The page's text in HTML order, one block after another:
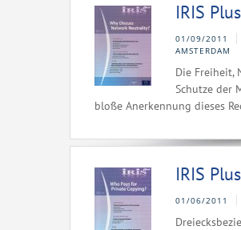
IRIS
01/09/2011
AMSTERDAM
Die Freiheit,
Schutze der
bloße Anerkennung dieses
IRIS
01/06/2011